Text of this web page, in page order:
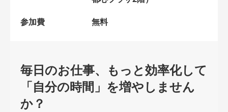
参加費 無料
毎日のお仕事、もっと効率化して
「自分の時間」を増やしません
か？